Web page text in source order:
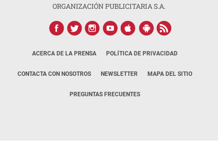
ORGANIZACIÓN PUBLICITARIA S.A.
ACERCA DE LA PRENSA POLÍTICA DE PRIVACIDAD
CONTACTA CON NOSOTROS NEWSLETTER MAPA DEL SITIO
PREGUNTAS FRECUENTES